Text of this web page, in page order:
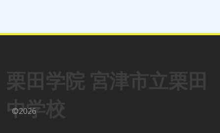
栗田学院 宮津市立栗田
中学校
©2026